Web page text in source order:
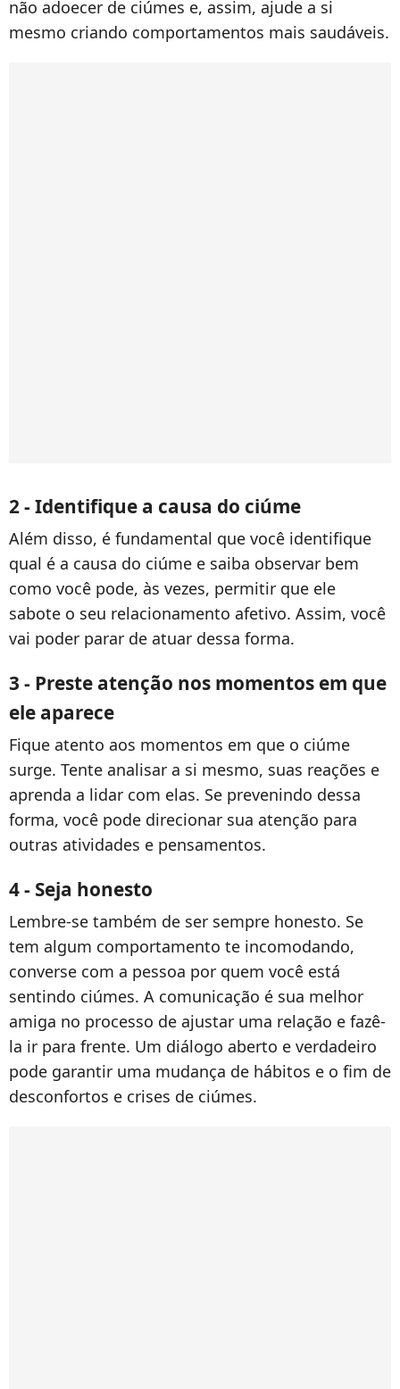
não adoecer de ciúmes e, assim, ajude a si
mesmo criando comportamentos mais saudáveis.
2 - Identifique a causa do ciúme
Além disso, é fundamental que você identifique
qual é a causa do ciúme e saiba observar bem
como você pode, às vezes, permitir que ele
sabote o seu relacionamento afetivo. Assim, você
vai poder parar de atuar dessa forma.
3 - Preste atenção nos momentos em que
ele aparece
Fique atento aos momentos em que o ciúme
surge. Tente analisar a si mesmo, suas reações e
aprenda a lidar com elas. Se prevenindo dessa
forma, você pode direcionar sua atenção para
outras atividades e pensamentos.
4 - Seja honesto
Lembre-se também de ser sempre honesto. Se
tem algum comportamento te incomodando,
converse com a pessoa por quem você está
sentindo ciúmes. A comunicação é sua melhor
amiga no processo de ajustar uma relação e fazê-
la ir para frente. Um diálogo aberto e verdadeiro
pode garantir uma mudança de hábitos e o fim de
desconfortos e crises de ciúmes.